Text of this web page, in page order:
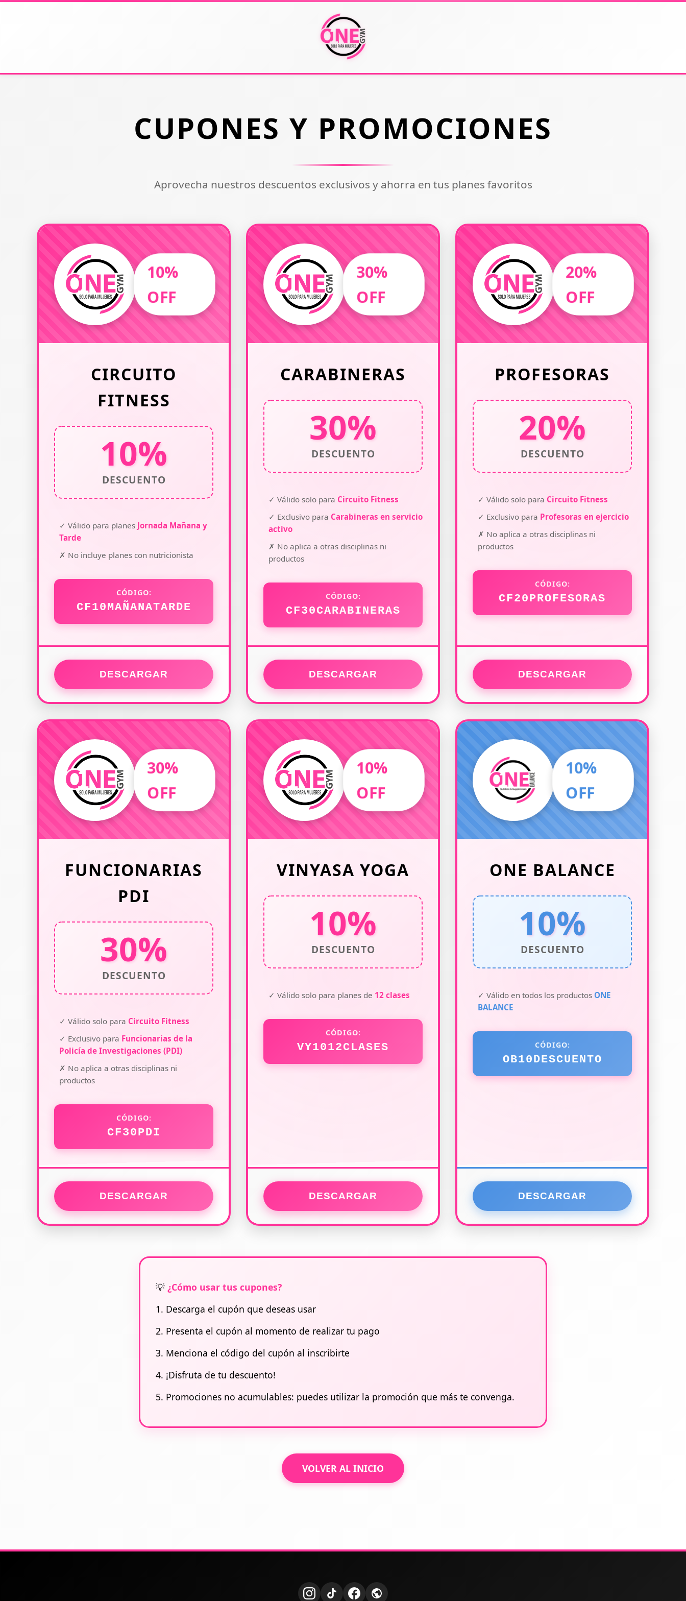
CUPONES Y PROMOCIONES
Aprovecha nuestros descuentos exclusivos y ahorra en tus planes favoritos
10%
OFF
CIRCUITO
FITNESS
10%
DESCUENTO
✓ Válido para planes Jornada Mañana y
Tarde
✗ No incluye planes con nutricionista
CÓDIGO:
CF10MAÑANATARDE
DESCARGAR
30%
OFF
CARABINERAS
30%
DESCUENTO
✓ Válido solo para Circuito Fitness
✓ Exclusivo para Carabineras en servicio
activo
✗ No aplica a otras disciplinas ni
productos
CÓDIGO:
CF30CARABINERAS
DESCARGAR
20%
OFF
PROFESORAS
20%
DESCUENTO
✓ Válido solo para Circuito Fitness
✓ Exclusivo para Profesoras en ejercicio
✗ No aplica a otras disciplinas ni
productos
CÓDIGO:
CF20PROFESORAS
DESCARGAR
30%
OFF
FUNCIONARIAS
PDI
30%
DESCUENTO
✓ Válido solo para Circuito Fitness
✓ Exclusivo para Funcionarias de la
Policía de Investigaciones (PDI)
✗ No aplica a otras disciplinas ni
productos
CÓDIGO:
CF30PDI
DESCARGAR
10%
OFF
VINYASA YOGA
10%
DESCUENTO
✓ Válido solo para planes de 12 clases
CÓDIGO:
VY1012CLASES
DESCARGAR
10%
OFF
ONE BALANCE
10%
DESCUENTO
✓ Válido en todos los productos ONE
BALANCE
CÓDIGO:
OB10DESCUENTO
DESCARGAR
💡 ¿Cómo usar tus cupones?
1. Descarga el cupón que deseas usar
2. Presenta el cupón al momento de realizar tu pago
3. Menciona el código del cupón al inscribirte
4. ¡Disfruta de tu descuento!
5. Promociones no acumulables: puedes utilizar la promoción que más te convenga.
VOLVER AL INICIO